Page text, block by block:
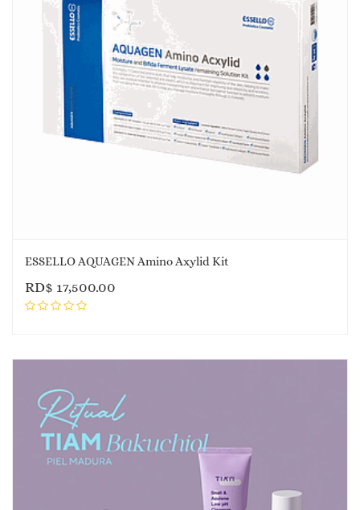
ESSELLO AQUAGEN Amino Axylid Kit
RD$ 17,500.00